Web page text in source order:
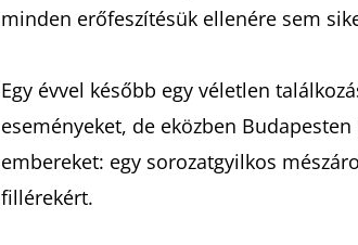
minden erőfeszítésük ellenére sem
Egy évvel később egy véletlen
eseményeket, de eközben
embereket: egy sorozatgyilkos
fillérekért.